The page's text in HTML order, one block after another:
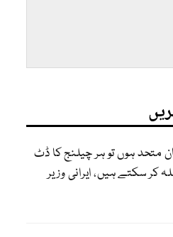
متحد ہوں تو ہر چیلنج کا ڈٹ
کر سکتے ہیں، ایرانی وزیر